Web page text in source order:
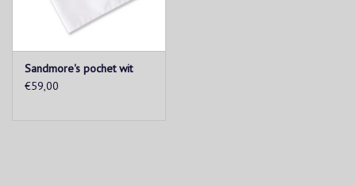
Sandmore's pochet wit
€59,00